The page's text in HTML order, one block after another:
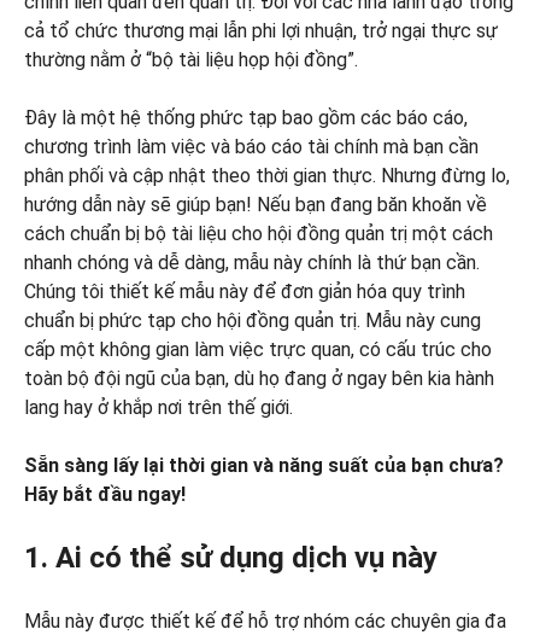
cả tổ chức thương mại lẫn phi lợi nhuận, trở ngại thực sự
thường nằm ở “bộ tài liệu họp hội đồng”.
Đây là một hệ thống phức tạp bao gồm các báo cáo,
chương trình làm việc và báo cáo tài chính mà bạn cần
phân phối và cập nhật theo thời gian thực. Nhưng đừng lo,
hướng dẫn này sẽ giúp bạn! Nếu bạn đang băn khoăn về
cách chuẩn bị bộ tài liệu cho hội đồng quản trị một cách
nhanh chóng và dễ dàng, mẫu này chính là thứ bạn cần.
Chúng tôi thiết kế mẫu này để đơn giản hóa quy trình
chuẩn bị phức tạp cho hội đồng quản trị. Mẫu này cung
cấp một không gian làm việc trực quan, có cấu trúc cho
toàn bộ đội ngũ của bạn, dù họ đang ở ngay bên kia hành
lang hay ở khắp nơi trên thế giới.
Sẵn sàng lấy lại thời gian và năng suất của bạn chưa?
Hãy bắt đầu ngay!
1. Ai có thể sử dụng dịch vụ này
Mẫu này được thiết kế để hỗ trợ nhóm các chuyên gia đa